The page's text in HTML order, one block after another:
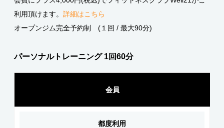
利用頂けます。 詳細はこちら
オープンジム完全予約制 (１回 / 最大90分)
パーソナルトレーニング 1回60分
会員
都度利用